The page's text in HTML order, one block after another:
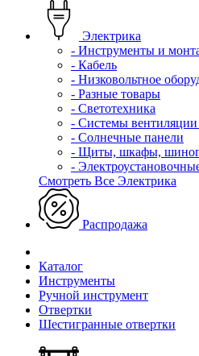
Электрика
- Инструменты и
- Кабель
- Низковольтное
- Разные товары
- Светотехника
- Системы вентиляции
- Солнечные панели
- Щиты, шкафы,
-
Смотреть Все Электрика
Распродажа
Каталог
Инструменты
Ручной инструмент
Отвертки
Шестигранные отвертки